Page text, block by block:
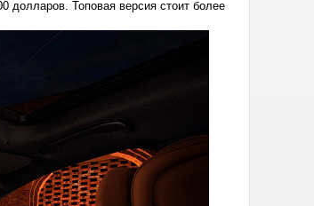
долларов. Топовая версия стоит более